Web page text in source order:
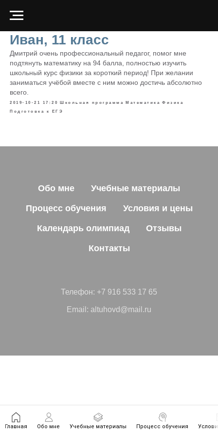
Иван, 11 класс
Дмитрий очень профессиональный педагог, помог мне
подтянуть математику на 94 балла, полностью изучить
школьный курс физики за короткий период! При желании
заниматься учёбой вместе с ним можно достичь абсолютно
всего.
2019-10-21 17:20 Школьная программа Математика Физика
Подготовка к ЕГЭ
Главная Обо мне Учебные материалы Процесс обучения
Обо мне Учебные материалы
Процесс обучения Условия и цены
Календарь олимпиад Отзывы
Контакты
Телефон: +7 916 533 17 65
Email: altuhovd@mail.ru